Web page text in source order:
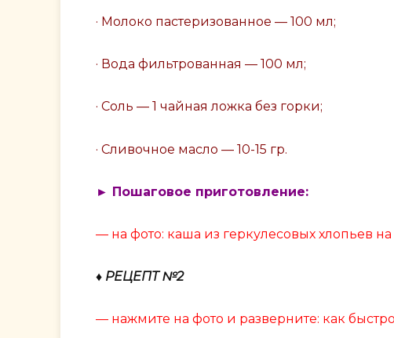
· Молоко пастеризованное — 100 мл;
· Вода фильтрованная — 100 мл;
· Соль — 1 чайная ложка без горки;
· Сливочное масло — 10-15 гр.
► Пошаговое приготовление:
— на фото: каша из геркулесовых хлопьев
♦ РЕЦЕПТ №2
— нажмите на фото и разверните: как